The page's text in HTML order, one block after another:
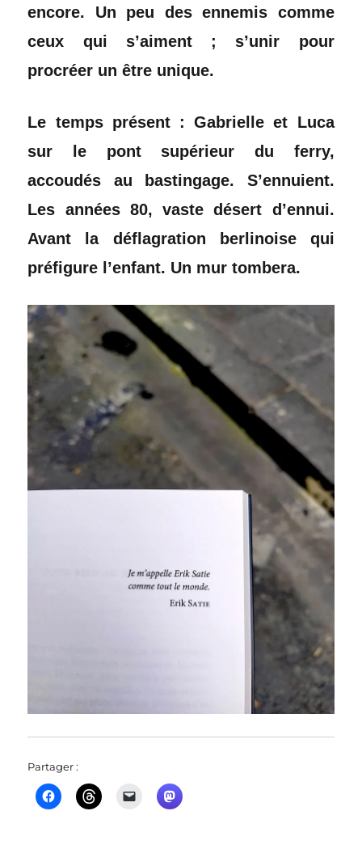
encore. Un peu des ennemis comme
ceux qui s’aiment ; s’unir pour
procréer un être unique.
Le temps présent : Gabrielle et Luca
sur le pont supérieur du ferry,
accoudés au bastingage. S’ennuient.
Les années 80, vaste désert d’ennui.
Avant la déflagration berlinoise qui
préfigure l’enfant. Un mur tombera.
Partager :